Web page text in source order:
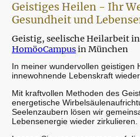
Geistiges Heilen - Ihr
Gesundheit und
Geistig, seelische Heilarbeit
HomöoCampusin München
In meiner wundervollen geistigen
innewohnende Lebenskraft
Mit kraftvollen Methoden des
energetische
Seelenzaubern lösen wir
Lebensenergie wieder zirkulieren.